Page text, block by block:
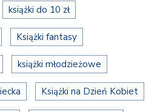
książki do 10 zł
Książki fantasy
książki młodzieżowe
Książki na Dzień Kobiet